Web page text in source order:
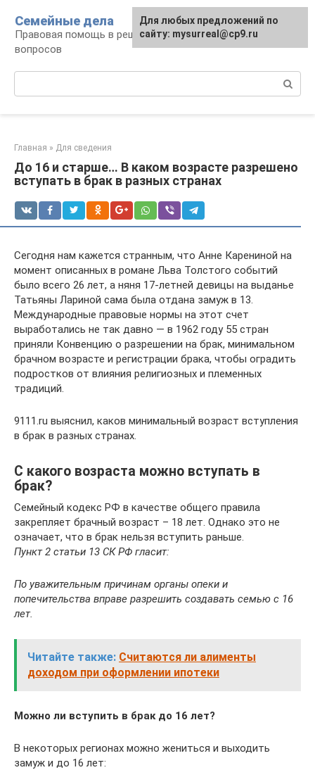
контенту
Семейные дела
Правовая помощь в решении семейных
вопросов
Главная » Для сведения
До 16 и старше… В каком возрасте разрешено
вступать в брак в разных странах
Сегодня нам кажется странным, что Анне Карениной на
момент описанных в романе Льва Толстого событий
было всего 26 лет, а няня 17-летней девицы на выданье
Татьяны Лариной сама была отдана замуж в 13.
Международные правовые нормы на этот счет
выработались не так давно — в 1962 году 55 стран
приняли Конвенцию о разрешении на брак, минимальном
брачном возрасте и регистрации брака, чтобы оградить
подростков от влияния религиозных и племенных
традиций.
9111.ru выяснил, каков минимальный возраст вступления
в брак в разных странах.
С какого возраста можно вступать в
брак?
Семейный кодекс РФ в качестве общего правила
закрепляет брачный возраст – 18 лет. Однако это не
означает, что в брак нельзя вступить раньше.
Пункт 2 статьи 13 СК РФ гласит:
По уважительным причинам органы опеки и
попечительства вправе разрешить создавать семью с 16
лет.
Читайте также: Считаются ли алименты
доходом при оформлении ипотеки
Можно ли вступить в брак до 16 лет?
В некоторых регионах можно жениться и выходить
замуж и до 16 лет:
Для любых предложений по
сайту: mysurreal@cp9.ru